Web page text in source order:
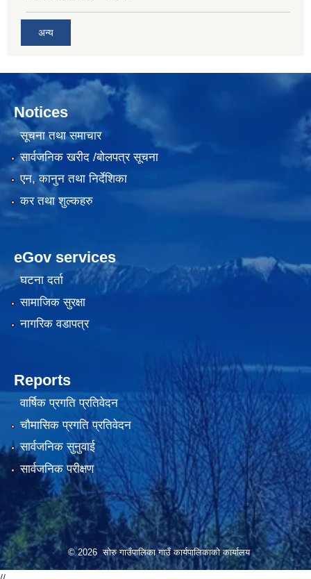
अन्य
Notices
सूचना तथा समाचार
सार्वजनिक खरीद /बोलपत्र सूचना
एन, कानुन तथा निर्देशिका
कर तथा शुल्कहरु
eGov services
घटना दर्ता
सामाजिक सुरक्षा
नागरिक वडापत्र
Reports
वार्षिक प्रगति प्रतिवेदन
चौमासिक प्रगति प्रतिवेदन
सार्वजनिक सुनुवाई
सार्वजनिक परीक्षण
© 2026 सोरु गाउँपालिका गाउँ कार्यपालिकाको कार्यालय